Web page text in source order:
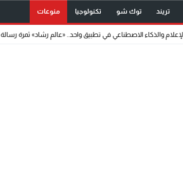
تريند توك شو تكنولوجيا منوعات
الاصطناعي في تطبيق واحد.. «عالم رشاد» ثمرة رسالة ماجستير مبتكرة.